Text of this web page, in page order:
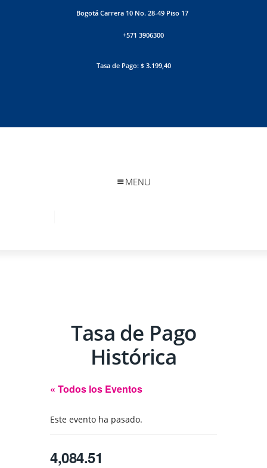
Bogotá Carrera 10 No. 28-49 Piso 17
+571 3906300
Tasa de Pago: $ 3.199,40
MENU
Tasa de Pago
Histórica
« Todos los Eventos
Este evento ha pasado.
4,084.51